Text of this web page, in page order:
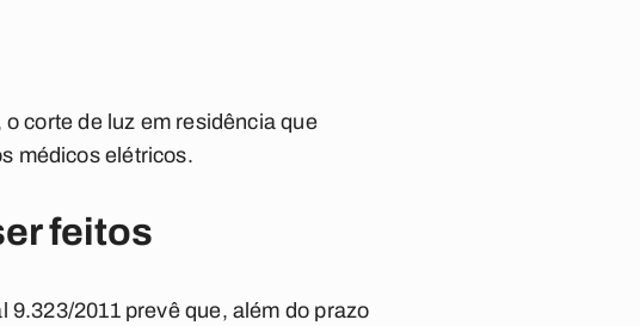
corte de luz em residência que
médicos elétricos.
feitos
9.323/2011 prevê que, além do prazo